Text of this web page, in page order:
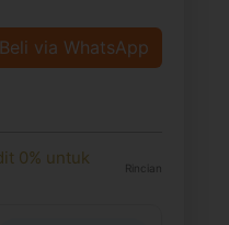
Beli via WhatsApp
0% untuk
Rincian